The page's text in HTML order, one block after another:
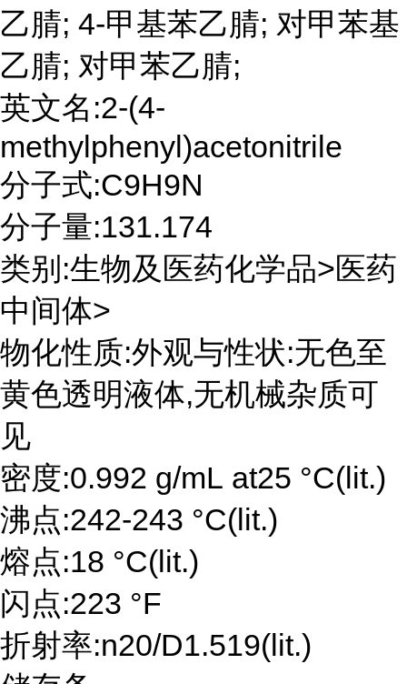
乙腈; 4-甲基苯乙腈; 对甲苯基
乙腈; 对甲苯乙腈;
英文名:2-(4-
methylphenyl)acetonitrile
分子式:C9H9N
分子量:131.174
类别:生物及医药化学品>医药
中间体>
物化性质:外观与性状:无色至
黄色透明液体,无机械杂质可
见
密度:0.992 g/mL at25 °C(lit.)
沸点:242-243 °C(lit.)
熔点:18 °C(lit.)
闪点:223 °F
折射率:n20/D1.519(lit.)